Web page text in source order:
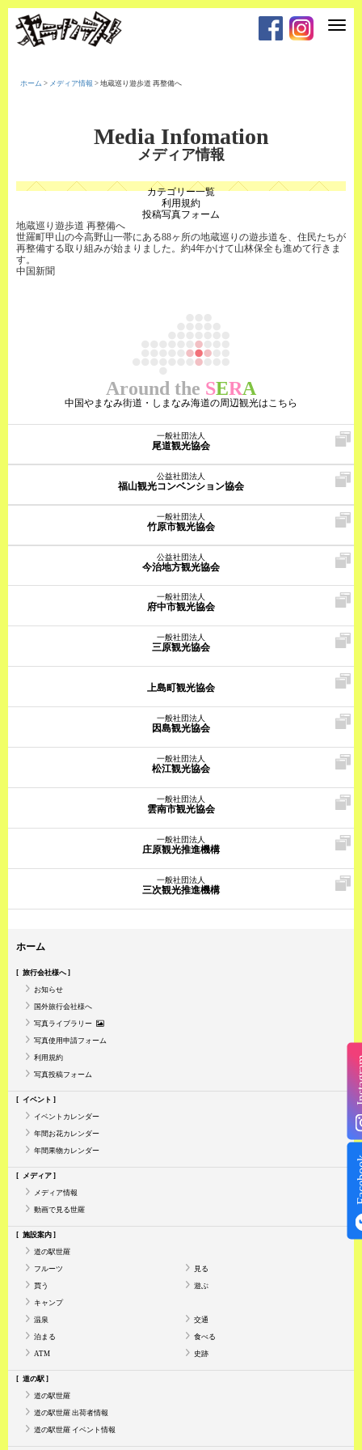
T
o
n
ホーム > メディア情報 > 地蔵巡り遊歩道 再整備へ
Media Infomation
メディア情報
カテゴリー一覧
利用規約
投稿写真フォーム
地蔵巡り遊歩道 再整備へ
世羅町甲山の今高野山一帯にある88ヶ所の地蔵巡りの遊歩道を、住民たちが
再整備する取り組みが始まりました。約4年かけて山林保全も進めて行きま
す。
中国新聞
Around the SERA
中国やまなみ街道・しまなみ海道の周辺観光はこちら
一般社団法人
尾道観光協会
公益社団法人
福山観光コンベンション協会
一般社団法人
竹原市観光協会
公益社団法人
今治地方観光協会
一般社団法人
府中市観光協会
一般社団法人
三原観光協会
上島町観光協会
一般社団法人
因島観光協会
一般社団法人
松江観光協会
一般社団法人
雲南市観光協会
一般社団法人
庄原観光推進機構
一般社団法人
三次観光推進機構
ホーム
旅行会社様へ
お知らせ
国外旅行会社様へ
写真ライブラリー
写真使用申請フォーム
利用規約
写真投稿フォーム
イベント
イベントカレンダー
年間お花カレンダー
年間果物カレンダー
メディア
メディア情報
動画で見る世羅
施設案内
道の駅世羅
フルーツ 見る
買う 遊ぶ
キャンプ
温泉 交通
泊まる 食べる
ATM 史跡
道の駅
道の駅世羅
道の駅世羅 出荷者情報
道の駅世羅 イベント情報